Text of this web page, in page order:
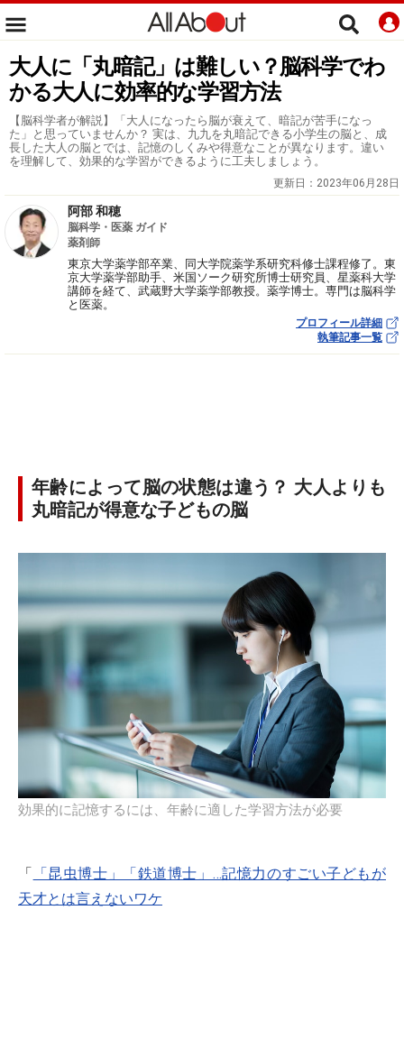
大人に「丸暗記」は難しい？脳科学でわ
かる大人に効率的な学習方法
【脳科学者が解説】「大人になったら脳が衰えて、暗記が苦手になっ
た」と思っていませんか？ 実は、九九を丸暗記できる小学生の脳と、成
長した大人の脳とでは、記憶のしくみや得意なことが異なります。違い
を理解して、効果的な学習ができるように工夫しましょう。
更新日： 2023年06月28日
阿部 和穂
脳科学・医薬 ガイド
薬剤師
東京大学薬学部卒業、同大学院薬学系研究科修士課程修了。東
京大学薬学部助手、米国ソーク研究所博士研究員、星薬科大学
講師を経て、武蔵野大学薬学部教授。薬学博士。専門は脳科学
と医薬。
プロフィール詳細
執筆記事一覧
年齢によって脳の状態は違う？ 大人よりも
丸暗記が得意な子どもの脳
効果的に記憶するには、年齢に適した学習方法が必要
「
「昆虫博士」「鉄道博士」…記憶力のすごい子どもが
天才とは言えないワケ